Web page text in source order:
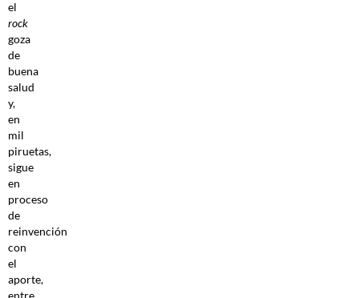
el
rock
goza
de
buena
salud
y,
en
mil
piruetas,
sigue
en
proceso
de
reinvención
con
el
aporte,